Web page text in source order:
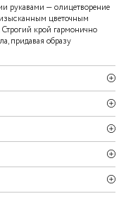
рукавами — олицетворение
цветочным
крой гармонично
придавая образу